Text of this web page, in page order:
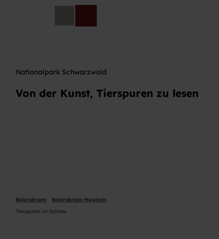
Nationalpark Schwarzwald
Von der Kunst, Tierspuren zu lesen
Baiersbronn
Baiersbronn Magazin
Tierspuren im Schnee